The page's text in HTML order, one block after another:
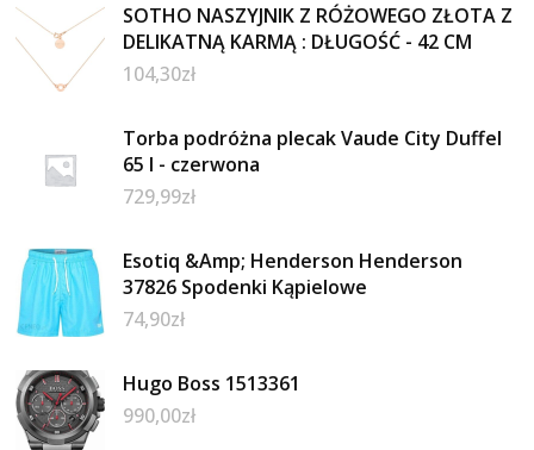
SOTHO NASZYJNIK Z RÓŻOWEGO ZŁOTA Z
DELIKATNĄ KARMĄ : DŁUGOŚĆ - 42 CM
104,30zł
Torba podróżna plecak Vaude City Duffel
65 l - czerwona
729,99zł
Esotiq &Amp; Henderson Henderson
37826 Spodenki Kąpielowe
74,90zł
Hugo Boss 1513361
990,00zł